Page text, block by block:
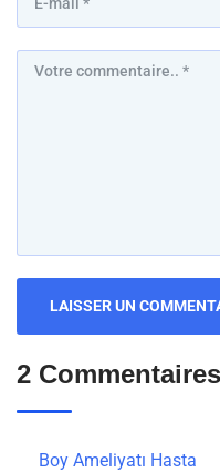
2 Commentaires
Boy Ameliyatı Hasta